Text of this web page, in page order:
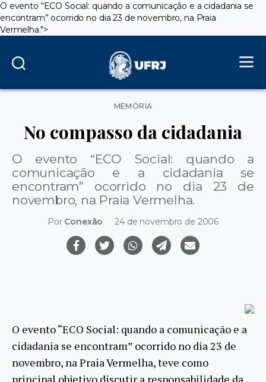
O evento “ECO Social: quando a comunicação e a cidadania se
encontram” ocorrido no dia 23 de novembro, na Praia
Vermelha.">
Categorias
MEMÓRIA
No compasso da cidadania
O evento “ECO Social: quando a
comunicação e a cidadania se
encontram” ocorrido no dia 23 de
novembro, na Praia Vermelha.
Por Conexão 24 de novembro de 2006
O evento “ECO Social: quando a comunicação e a
cidadania se encontram” ocorrido no dia 23 de
novembro, na Praia Vermelha, teve como
principal objetivo discutir a responsabilidade da